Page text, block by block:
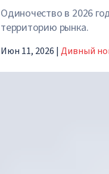
Одиночество в 2026
территорию рынка.
Июн 11, 2026 | Дивный